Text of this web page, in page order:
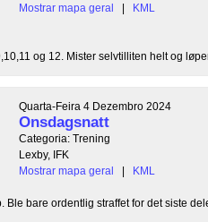
Mostrar mapa geral
| KML
og 12. Mister selvtilliten helt og løper
Quarta-Feira 4 Dezembro 2024
Onsdagsnatt
Categoria: Trening
Lexby, IFK
Mostrar mapa geral
| KML
bare ordentlig straffet for det siste